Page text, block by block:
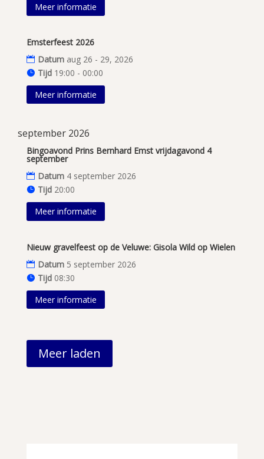
Meer informatie
Emsterfeest 2026
Datum aug 26 - 29, 2026
Tijd 19:00 - 00:00
Meer informatie
september 2026
Bingoavond Prins Bernhard Emst vrijdagavond 4
september
Datum 4 september 2026
Tijd 20:00
Meer informatie
Nieuw gravelfeest op de Veluwe: Gisola Wild op Wielen
Datum 5 september 2026
Tijd 08:30
Meer informatie
Meer laden